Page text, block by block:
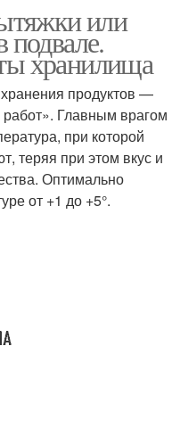
или
хранилища
продуктов —
Главным врагом
при которой
теряя при этом вкус и
Оптимально
от +1 до +5°.